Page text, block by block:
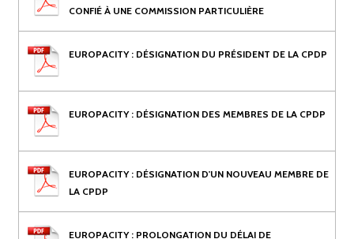
CONFIÉ À UNE COMMISSION PARTICULIÈRE
EUROPACITY : DÉSIGNATION DU PRÉSIDENT DE LA CPDP
EUROPACITY : DÉSIGNATION DES MEMBRES DE LA CPDP
EUROPACITY : DÉSIGNATION D'UN NOUVEAU MEMBRE DE
LA CPDP
EUROPACITY : PROLONGATION DU DÉLAI DE